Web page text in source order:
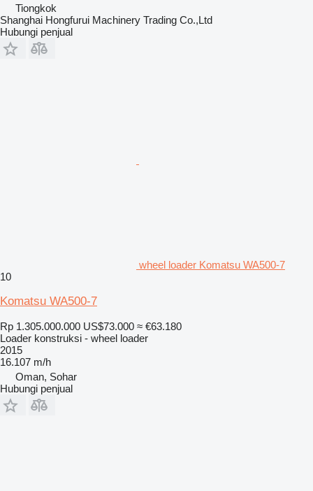
Tiongkok
Shanghai Hongfurui Machinery Trading Co.,Ltd
Hubungi penjual
wheel loader Komatsu WA500-7
10
Komatsu WA500-7
Rp 1.305.000.000 US$73.000 ≈ €63.180
Loader konstruksi - wheel loader
2015
16.107 m/h
Oman, Sohar
Hubungi penjual